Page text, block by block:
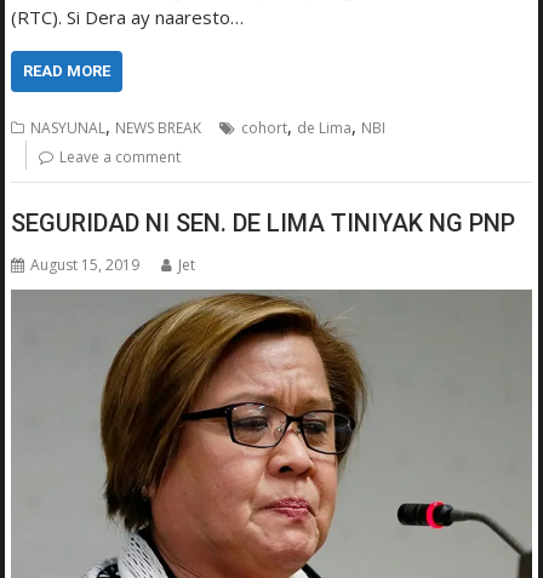
(RTC). Si Dera ay naaresto…
READ MORE
NASYUNAL, NEWS BREAK cohort, de Lima, NBI
Leave a comment
SEGURIDAD NI SEN. DE LIMA TINIYAK NG PNP
August 15, 2019 Jet